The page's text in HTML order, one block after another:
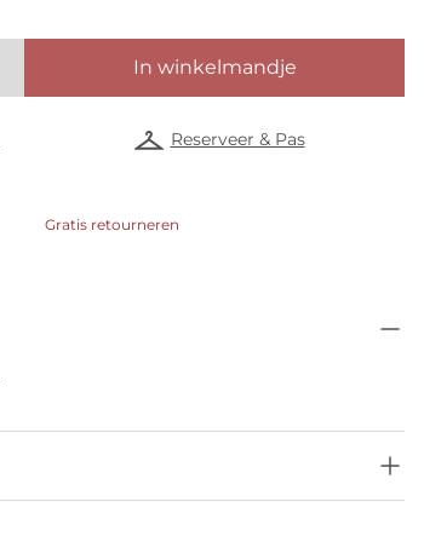
In winkelmandje
Reserveer & Pas
Gratis retourneren